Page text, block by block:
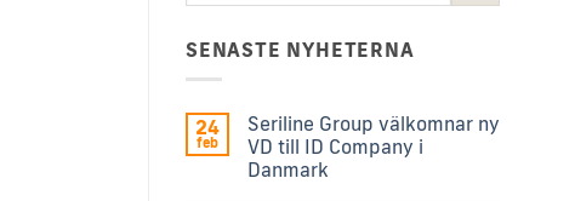
SENASTE NYHETERNA
24
feb
Seriline Group välkomnar ny
VD till ID Company i
Danmark